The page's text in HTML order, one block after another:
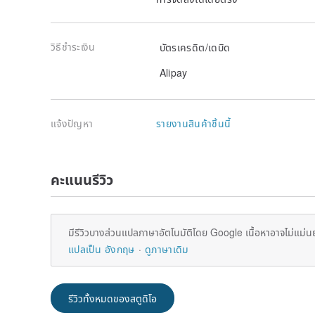
วิธีชำระเงิน
บัตรเครดิต/เดบิด
Alipay
แจ้งปัญหา รายงานสินค้าชิ้นนี้
คะแนนรีวิว
มีรีวิวบางส่วนแปลภาษาอัตโนมัติโดย Google เนื้อหาอาจไม่แม่น
แปลเป็น อังกฤษ
ดูภาษาเดิม
รีวิวทั้งหมดของสตูดิโอ